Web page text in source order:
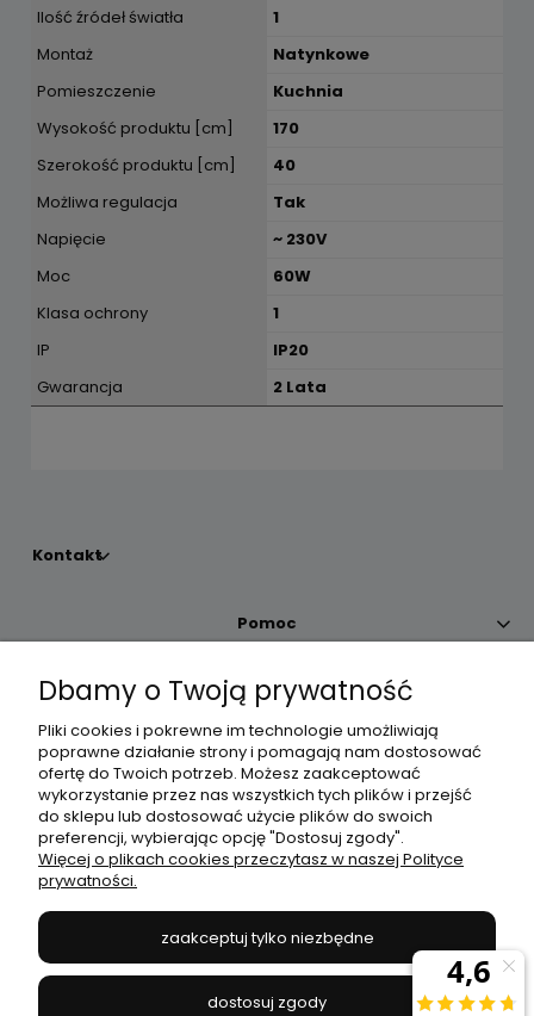
Ilość źródeł światła
1
Montaż
Natynkowe
Pomieszczenie
Kuchnia
Wysokość produktu [cm]
170
Szerokość produktu [cm]
40
Możliwa regulacja
Tak
Napięcie
~ 230V
Moc
60W
Klasa ochrony
1
IP
IP20
Gwarancja
2 Lata
Kontakt
Pomoc
Moje konto
Płatności i dostawa
Informacje
JANEX
669-050-03-43
504 545 749//E-mail:sklep@janexmarket.pl
Dbamy o Twoją prywatność
Pliki cookies i pokrewne im technologie umożliwiają
poprawne działanie strony i pomagają nam dostosować
ofertę do Twoich potrzeb. Możesz zaakceptować
wykorzystanie przez nas wszystkich tych plików i przejść
do sklepu lub dostosować użycie plików do swoich
preferencji, wybierając opcję "Dostosuj zgody".
Więcej o plikach cookies przeczytasz w naszej Polityce
prywatności.
zaakceptuj tylko niezbędne
dostosuj zgody